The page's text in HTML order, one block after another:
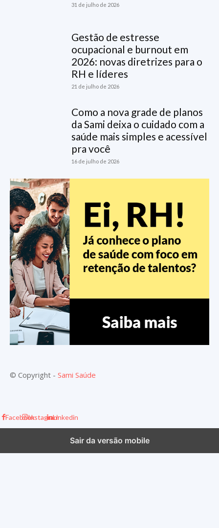
31 de julho de 2026
Gestão de estresse
ocupacional e burnout em
2026: novas diretrizes para o
RH e líderes
21 de julho de 2026
Como a nova grade de planos
da Sami deixa o cuidado com a
saúde mais simples e acessível
pra você
16 de julho de 2026
© Copyright - Sami Saúde
FacebookInstagramLinkedin
Sair da versão mobile